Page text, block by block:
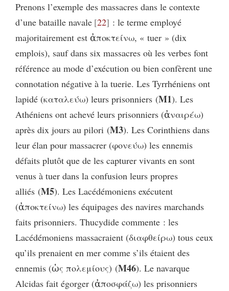
Prenons l’exemple des massacres dans le contexte
d’une bataille navale 22 : le terme employé
majoritairement est ἀποκτείνω, « tuer » (dix
emplois), sauf dans six massacres où les verbes font
référence au mode d’exécution ou bien confèrent une
connotation négative à la tuerie. Les Tyrrhéniens ont
lapidé (καταλεύω) leurs prisonniers (M1). Les
Athéniens ont achevé leurs prisonniers (ἀναιρέω)
après dix jours au pilori (M3). Les Corinthiens dans
leur élan pour massacrer (φονεύω) les ennemis
défaits plutôt que de les capturer vivants en sont
venus à tuer dans la confusion leurs propres
alliés (M5). Les Lacédémoniens exécutent
(ἀποκτείνω) les équipages des navires marchands
faits prisonniers. Thucydide commente : les
Lacédémoniens massacraient (διαφθείρω) tous ceux
qu’ils prenaient en mer comme s’ils étaient des
ennemis (ὡς πολεμίους) (M46). Le navarque
Alcidas fait égorger (ἀποσφάζω) les prisonniers